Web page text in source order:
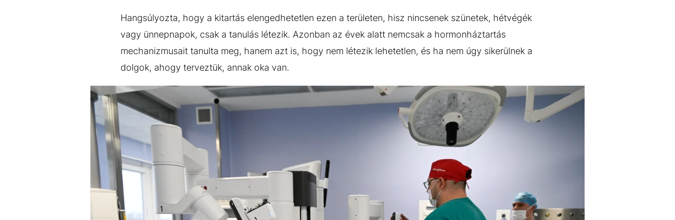
Hangsúlyozta, hogy a kitartás elengedhetetlen ezen a területen, hisz nincsenek szünetek, hétvégék
vagy ünnepnapok, csak a tanulás létezik. Azonban az évek alatt nemcsak a hormonháztartás
mechanizmusait tanulta meg, hanem azt is, hogy nem létezik lehetetlen, és ha nem úgy sikerülnek a
dolgok, ahogy terveztük, annak oka van.